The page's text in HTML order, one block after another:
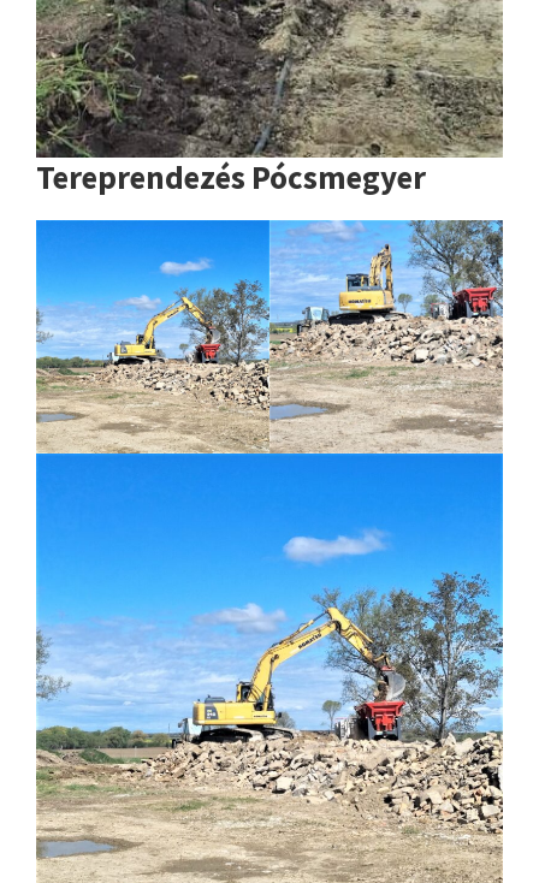
Tereprendezés Pócsmegyer